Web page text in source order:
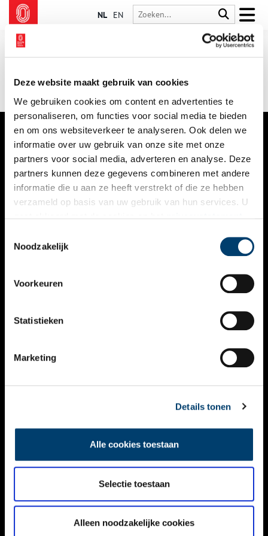
Deze website maakt gebruik van cookies
We gebruiken cookies om content en advertenties te
personaliseren, om functies voor social media te bieden
en om ons websiteverkeer te analyseren. Ook delen we
informatie over uw gebruik van onze site met onze
partners voor social media, adverteren en analyse. Deze
partners kunnen deze gegevens combineren met andere
informatie die u aan ze heeft verstrekt of die ze hebben
verzameld op basis van uw gebruik van hun services. U
Noodzakelijk
Voorkeuren
Statistieken
Marketing
Details tonen
Alle cookies toestaan
Selectie toestaan
Alleen noodzakelijke cookies
NL EN
VERHALEN
NIEUWS
KALENDER
ACTIVITEITEN
NIEUWSBRIEF
DISCLAIMER
TOEGANKELIJKHEID
Volg ONH op social media